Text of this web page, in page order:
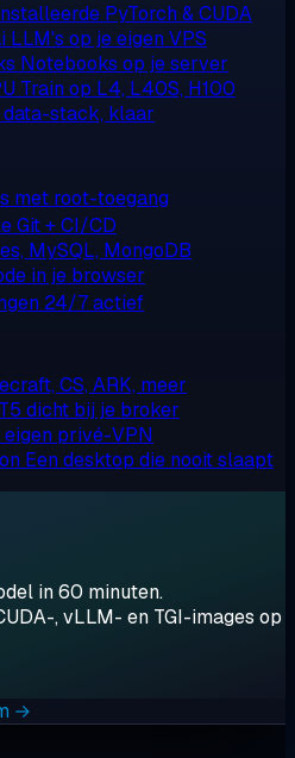
PyTorch & CUDA
LLM's op je eigen VPS
Notebooks op je server
Train op L4, L40S, H100
stack, klaar
met root-toegang
Git + CI/CD
MySQL, MongoDB
in je browser
24/7 actief
CS, ARK, meer
dicht bij je broker
eigen privé-VPN
Een desktop die nooit slaapt
in 60 minuten.
, vLLM- en TGI-images op
→